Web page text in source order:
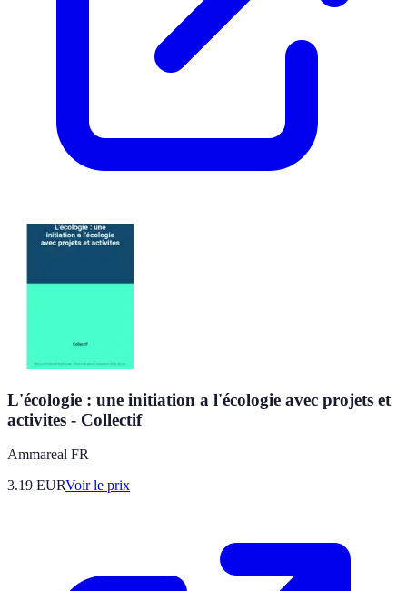
L'écologie : une initiation a l'écologie avec projets et
activites - Collectif
Ammareal FR
3.19 EURVoir le prix